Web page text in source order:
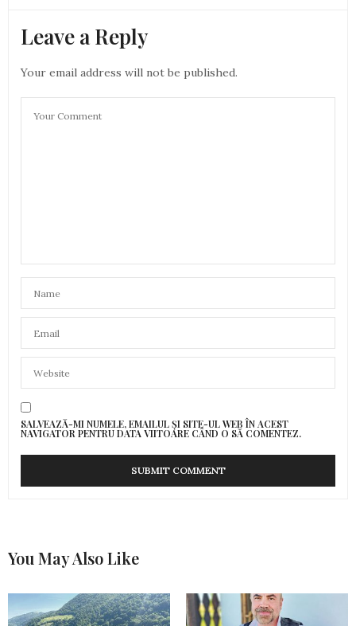
Leave a Reply
Your email address will not be published.
SALVEAZĂ-MI NUMELE, EMAILUL ȘI SITE-UL WEB ÎN ACEST
NAVIGATOR PENTRU DATA VIITOARE CÂND O SĂ COMENTEZ.
You May Also Like